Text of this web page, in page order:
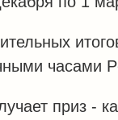
часами
приз -